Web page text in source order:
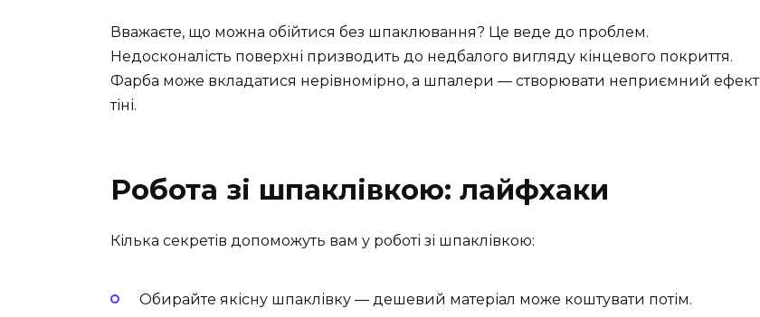
Вважаєте, що можна обійтися без шпаклювання? Це веде до проблем.
Недосконалість поверхні призводить до недбалого вигляду кінцевого покриття.
Фарба може вкладатися нерівномірно, а шпалери — створювати неприємний ефект
тіні.
Робота зі шпаклівкою: лайфхаки
Кілька секретів допоможуть вам у роботі зі шпаклівкою:
Обирайте якісну шпаклівку — дешевий матеріал може коштувати потім.